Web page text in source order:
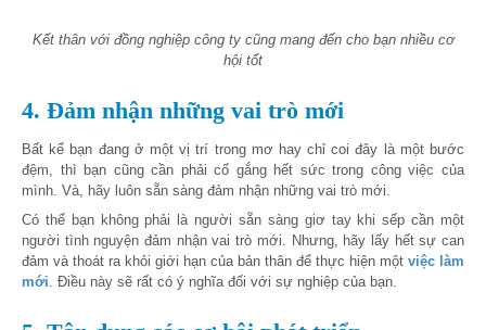
Kết thân với đồng nghiệp công ty cũng mang đến cho bạn nhiều cơ
hội tốt
4. Đảm nhận những vai trò mới
Bất kể bạn đang ở một vị trí trong mơ hay chỉ coi đây là một bước
đệm, thì bạn cũng cần phải cố gắng hết sức trong công việc của
mình. Và, hãy luôn sẵn sàng đảm nhận những vai trò mới.
Có thể bạn không phải là người sẵn sàng giơ tay khi sếp cần một
người tình nguyện đảm nhận vai trò mới. Nhưng, hãy lấy hết sự can
đảm và thoát ra khỏi giới hạn của bản thân để thực hiện một việc làm
mới. Điều này sẽ rất có ý nghĩa đối với sự nghiệp của bạn.